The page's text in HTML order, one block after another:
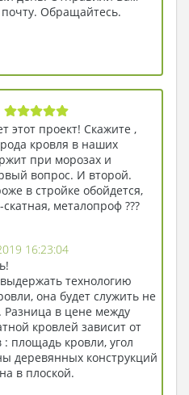
в доме есть и вода
где вы сможете
Зайдёте? - предложил
по освещенной
Она была
поворачивается к ней
в таком
Обращайтесь.
этот проект! Скажите ,
кровля в наших
при морозах и
вопрос. И второй.
в стройке обойдется,
металопроф ???
16:23:04
технологию
она будет служить не
Разница в цене между
кровлей зависит от
: площадь кровли, угол
деревянных конструкций
в плоской.